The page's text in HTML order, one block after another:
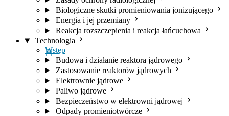
Biologiczne skutki promieniowania jonizującego
Energia i jej przemiany
Reakcja rozszczepienia i reakcja łańcuchowa
Technologia
Wstęp
Budowa i działanie reaktora jądrowego
Zastosowanie reaktorów jądrowych
Elektrownie jądrowe
Paliwo jądrowe
Bezpieczeństwo w elektrowni jądrowej
Odpady promieniotwórcze